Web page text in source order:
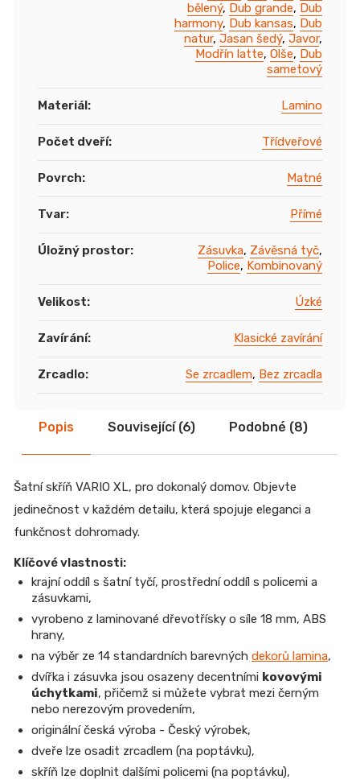
bělený, Dub grande, Dub
harmony, Dub kansas, Dub
natur, Jasan šedý, Javor,
Modřín latte, Olše, Dub
sametový
Materiál: Lamino
Počet dveří: Třídveřové
Povrch: Matné
Tvar: Přímé
Úložný prostor: Zásuvka, Závěsná tyč,
Police, Kombinovaný
Velikost: Úzké
Zavírání: Klasické zavírání
Zrcadlo: Se zrcadlem, Bez zrcadla
Popis Související (6) Podobné (8)
Šatní skříň VARIO XL, pro dokonalý domov. Objevte
jedinečnost v každém detailu, která spojuje eleganci a
funkčnost dohromady.
Klíčové vlastnosti:
krajní oddíl s šatní tyčí, prostřední oddíl s policemi a
zásuvkami,
vyrobeno z laminované dřevotřísky o síle 18 mm, ABS
hrany,
na výběr ze 14 standardních barevných dekorů lamina,
dvířka i zásuvka jsou osazeny decentními kovovými
úchytkami, přičemž si můžete vybrat mezi černým
nebo nerezovým provedením,
originální česká výroba - Český výrobek,
dveře lze osadit zrcadlem (na poptávku),
skříň lze doplnit dalšími policemi (na poptávku),